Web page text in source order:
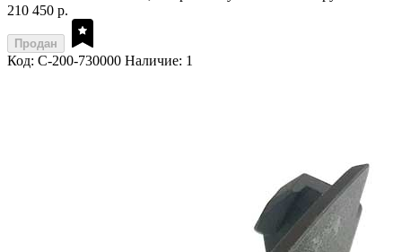
210 450 р.
Продан
Код: C-200-730000 Наличие: 1